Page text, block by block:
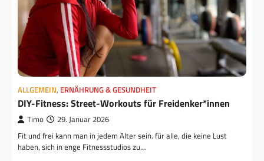
ALLGEMEIN, ERNÄHRUNG & GESUNDHEIT
DIY-Fitness: Street-Workouts für Freidenker*innen
Timo 29. Januar 2026
Fit und frei kann man in jedem Alter sein. für alle, die keine Lust
haben, sich in enge Fitnessstudios zu…